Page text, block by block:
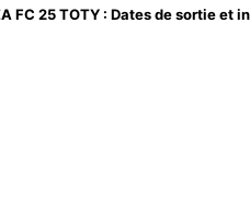
FC 25 TOTY : Dates de sortie et